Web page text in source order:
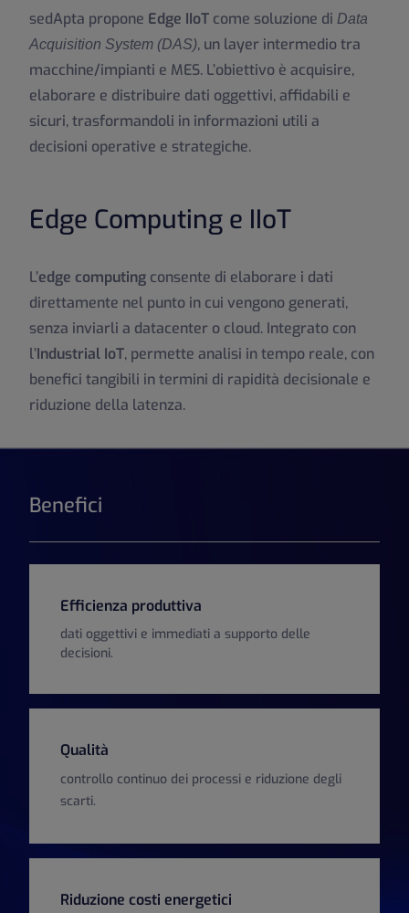
sedApta propone Edge IIoT come soluzione di Data
Acquisition System (DAS), un layer intermedio tra
macchine/impianti e MES. L’obiettivo è acquisire,
elaborare e distribuire dati oggettivi, affidabili e
sicuri, trasformandoli in informazioni utili a
decisioni operative e strategiche.
Edge Computing e IIoT
L’edge computing consente di elaborare i dati
direttamente nel punto in cui vengono generati,
senza inviarli a datacenter o cloud. Integrato con
l’Industrial IoT, permette analisi in tempo reale, con
benefici tangibili in termini di rapidità decisionale e
riduzione della latenza.
Benefici
Efficienza produttiva
dati oggettivi e immediati a supporto delle
decisioni.
Qualità
controllo continuo dei processi e riduzione degli
scarti.
Riduzione costi energetici